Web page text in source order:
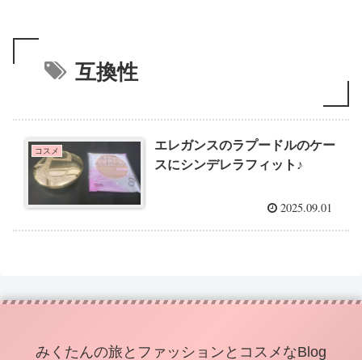
互換性
コスメ
エレガンスのラプードルのケー
スにシンデレラフィット♪
2025.09.01
みくたんの旅とファッションとコスメなBlog